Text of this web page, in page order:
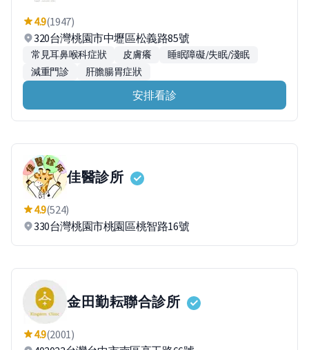
4.9(1947)
320台灣桃園市中壢區松義路85號
常見耳鼻喉科症狀 皮膚癢
睡眠障礙/失眠/淺眠
減重門診
肝膽腸胃症狀
安排看診
佳醫診所
4.9(524)
330台灣桃園市桃園區桃智路16號
金田勤耘聯合診所
4.9(2001)